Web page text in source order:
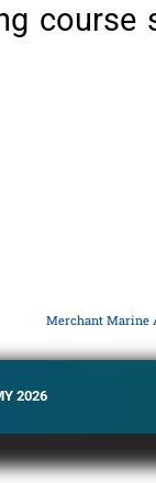
Merchant Marine
2026